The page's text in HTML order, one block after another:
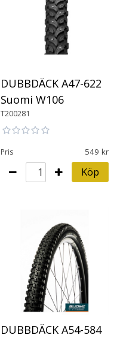
DUBBDÄCK A47-622
Suomi W106
T200281
Pris 549
Köp
DUBBDÄCK A54-584